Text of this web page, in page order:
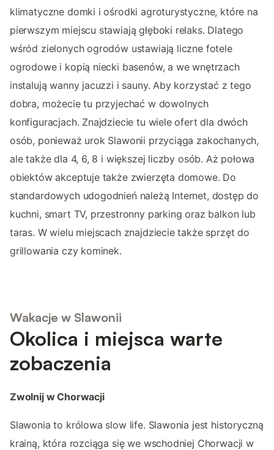
klimatyczne domki i ośrodki agroturystyczne, które na
pierwszym miejscu stawiają głęboki relaks. Dlatego
wśród zielonych ogrodów ustawiają liczne fotele
ogrodowe i kopią niecki basenów, a we wnętrzach
instalują wanny jacuzzi i sauny. Aby korzystać z tego
dobra, możecie tu przyjechać w dowolnych
konfiguracjach. Znajdziecie tu wiele ofert dla dwóch
osób, ponieważ urok Slawonii przyciąga zakochanych,
ale także dla 4, 6, 8 i większej liczby osób. Aż połowa
obiektów akceptuje także zwierzęta domowe. Do
standardowych udogodnień należą Internet, dostęp do
kuchni, smart TV, przestronny parking oraz balkon lub
taras. W wielu miejscach znajdziecie także sprzęt do
grillowania czy kominek.
Wakacje w Slawonii
Okolica i miejsca warte
zobaczenia
Zwolnij w Chorwacji
Slawonia to królowa slow life. Slawonia jest historyczną
krainą, która rozciąga się we wschodniej Chorwacji w